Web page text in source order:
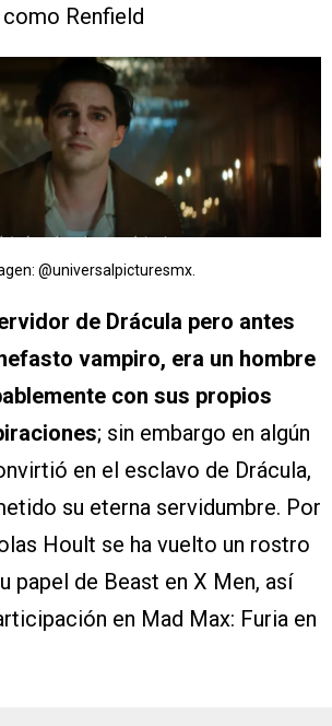
Renfield
@universalpicturesmx.
de Drácula pero antes
vampiro, era un hombre
con sus propios
; sin embargo en algún
en el esclavo de Drácula,
su eterna servidumbre. Por
Hoult se ha vuelto un rostro
papel de Beast en X Men, así
en Mad Max: Furia en